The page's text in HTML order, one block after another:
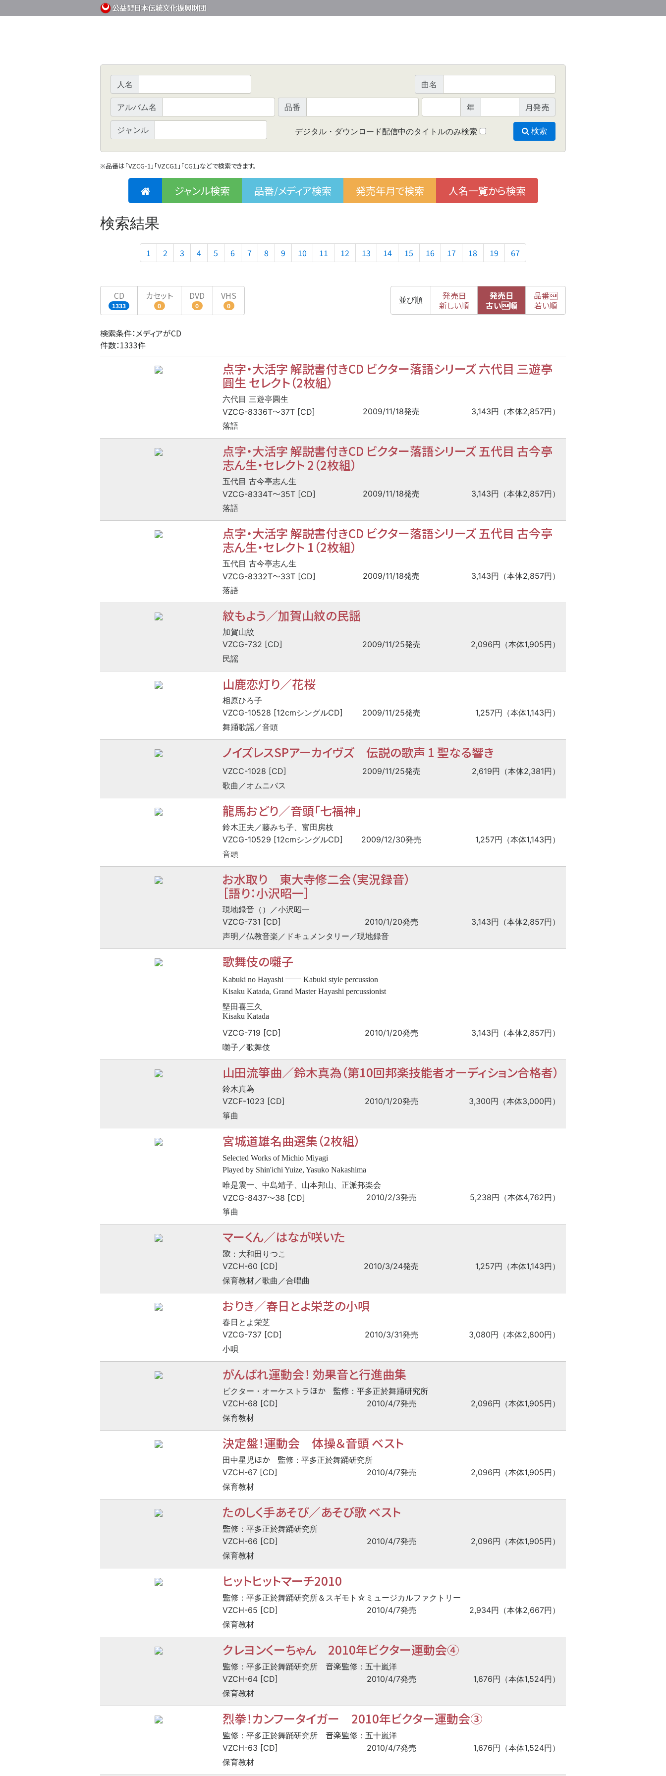
人名 曲名
アルバム名 品番 年 月発売
ジャンル デジタル・ダウンロード配信中のタイトルのみ検索 検索
※品番は「VZCG-1」「VZCG1」「CG1」などで検索できます。
ジャンル検索 品番/メディア検索 発売年月で検索 人名一覧から検索
検索結果
1 2 3 4 5 6 7 8 9 10 11 12 13 14 15 16 17 18 19 67
CD
1333
カセット
0
DVD
0
VHS
0
並び順
発売日
新しい順
発売日
古い順
品番
若い順
検索条件：メディアがCD
件数：1333件
点字・大活字 解説書付きCD ビクター落語シリーズ 六代目 三遊亭
圓生 セレクト（2枚組）
六代目 三遊亭圓生
VZCG-8336T〜37T [CD] 2009/11/18発売
3,143円（本体2,857円）
落語
点字・大活字 解説書付きCD ビクター落語シリーズ 五代目 古今亭
志ん生・セレクト 2（2枚組）
五代目 古今亭志ん生
VZCG-8334T〜35T [CD] 2009/11/18発売
3,143円（本体2,857円）
落語
点字・大活字 解説書付きCD ビクター落語シリーズ 五代目 古今亭
志ん生・セレクト 1（2枚組）
五代目 古今亭志ん生
VZCG-8332T〜33T [CD] 2009/11/18発売
3,143円（本体2,857円）
落語
紋もよう／加賀山紋の民謡
加賀山紋
VZCG-732 [CD]
2009/11/25発売
2,096円（本体1,905円）
民謡
山鹿恋灯り／花桜
相原ひろ子
VZCG-10528 [12cmシングルCD]
2009/11/25発売
1,257円（本体1,143円）
舞踊歌謡／音頭
ノイズレスSPアーカイヴズ 伝説の歌声 1 聖なる響き
VZCC-1028 [CD] 2009/11/25発売
2,619円（本体2,381円）
歌曲／オムニバス
龍馬おどり／音頭「七福神」
鈴木正夫／藤みち子、富田房枝
VZCG-10529 [12cmシングルCD]
2009/12/30発売
1,257円（本体1,143円）
音頭
お水取り 東大寺修二会（実況録音）
［語り：小沢昭一］
現地録音（ ）／小沢昭一
VZCG-731 [CD]
2010/1/20発売
3,143円（本体2,857円）
声明／仏教音楽／ドキュメンタリー／現地録音
歌舞伎の囃子
Kabuki no Hayashi ── Kabuki style percussion
Kisaku Katada, Grand Master Hayashi percussionist
堅田喜三久
Kisaku Katada
VZCG-719 [CD] 2010/1/20発売
3,143円（本体2,857円）
囃子／歌舞伎
山田流箏曲／鈴木真為（第10回邦楽技能者オーディション合格者）
鈴木真為
VZCF-1023 [CD]
2010/1/20発売
3,300円（本体3,000円）
箏曲
宮城道雄名曲選集（2枚組）
Selected Works of Michio Miyagi
Played by Shin'ichi Yuize, Yasuko Nakashima
唯是震一、中島靖子、山本邦山、正派邦楽会
VZCG-8437〜38 [CD] 2010/2/3発売
5,238円（本体4,762円）
箏曲
マーくん／はなが咲いた
歌 ：大和田りつこ
VZCH-60 [CD]
2010/3/24発売
1,257円（本体1,143円）
保育教材／歌曲／合唱曲
おりき／春日とよ栄芝の小唄
春日とよ栄芝
VZCG-737 [CD]
2010/3/31発売
3,080円（本体2,800円）
小唄
がんばれ運動会！ 効果音と行進曲集
ビクター・オーケストラほか 監修 ：平多正於舞踊研究所
VZCH-68 [CD]
2010/4/7発売
2,096円（本体1,905円）
保育教材
決定盤！運動会 体操＆音頭 ベスト
田中星児ほか 監修 ：平多正於舞踊研究所
VZCH-67 [CD]
2010/4/7発売
2,096円（本体1,905円）
保育教材
たのしく手あそび／あそび歌 ベスト
監修 ：平多正於舞踊研究所
VZCH-66 [CD]
2010/4/7発売
2,096円（本体1,905円）
保育教材
ヒットヒットマーチ2010
監修 ：平多正於舞踊研究所＆スギモト☆ミュージカルファクトリー
VZCH-65 [CD]
2010/4/7発売
2,934円（本体2,667円）
保育教材
クレヨンくーちゃん 2010年ビクター運動会④
監修 ：平多正於舞踊研究所 音楽監修 ：五十嵐洋
VZCH-64 [CD]
2010/4/7発売
1,676円（本体1,524円）
保育教材
烈拳！カンフータイガー 2010年ビクター運動会③
監修 ：平多正於舞踊研究所 音楽監修 ：五十嵐洋
VZCH-63 [CD]
2010/4/7発売
1,676円（本体1,524円）
保育教材